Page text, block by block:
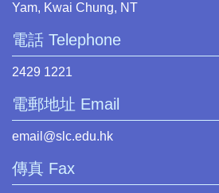
Yam, Kwai Chung, NT
電話 Telephone
2429 1221
電郵地址 Email
email@slc.edu.hk
傳真 Fax